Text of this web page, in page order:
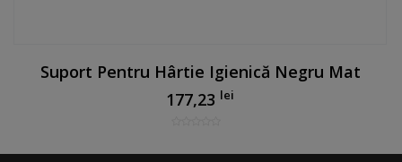
Suport Pentru Hârtie Igienică Negru Mat
177,23 lei